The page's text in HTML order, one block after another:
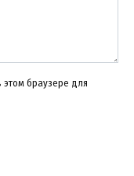
браузере для